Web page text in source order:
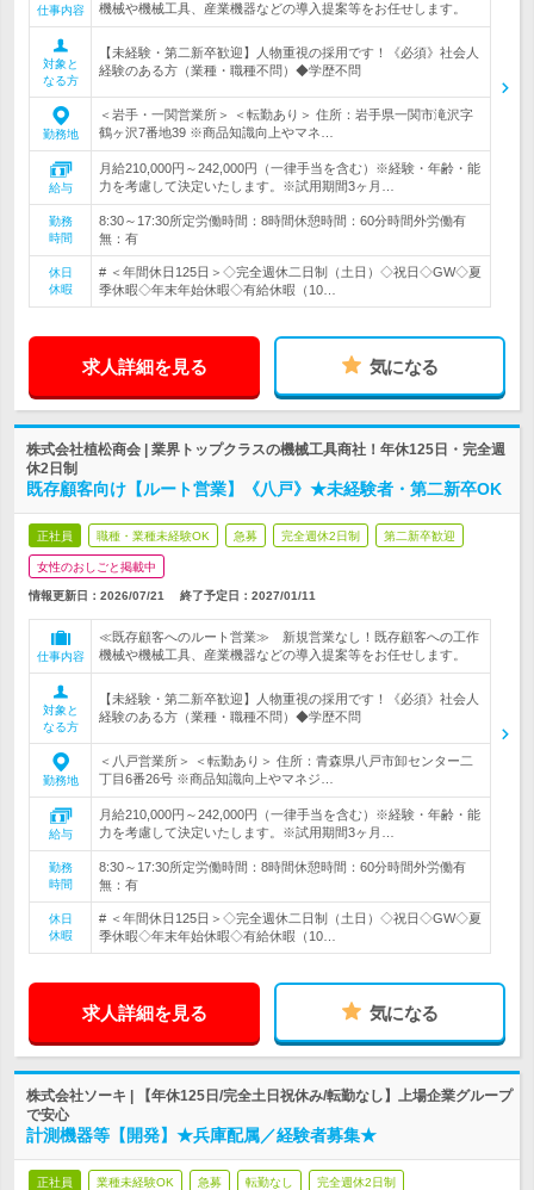
仕事内容
機械や機械工具、産業機器などの導入提案等をお任せします。
対象と
なる方
【未経験・第二新卒歓迎】人物重視の採用です！《必須》社会人
経験のある方（業種・職種不問）◆学歴不問
勤務地
＜岩手・一関営業所＞ ＜転勤あり＞ 住所：岩手県一関市滝沢字
鶴ヶ沢7番地39 ※商品知識向上やマネ…
給与
月給210,000円～242,000円（一律手当を含む）※経験・年齢・能
力を考慮して決定いたします。※試用期間3ヶ月…
勤務
時間
8:30～17:30所定労働時間：8時間休憩時間：60分時間外労働有
無：有
休日
休暇
# ＜年間休日125日＞◇完全週休二日制（土日）◇祝日◇GW◇夏
季休暇◇年末年始休暇◇有給休暇（10…
求人詳細を見る 気になる
株式会社植松商会 | 業界トップクラスの機械工具商社！年休125日・完全週
休2日制
既存顧客向け【ルート営業】《八戸》★未経験者・第二新卒OK
正社員 職種・業種未経験OK 急募 完全週休2日制 第二新卒歓迎
女性のおしごと掲載中
情報更新日：2026/07/21 終了予定日： 2027/01/11
仕事内容
≪既存顧客へのルート営業≫ 新規営業なし！既存顧客への工作
機械や機械工具、産業機器などの導入提案等をお任せします。
対象と
なる方
【未経験・第二新卒歓迎】人物重視の採用です！《必須》社会人
経験のある方（業種・職種不問）◆学歴不問
勤務地
＜八戸営業所＞ ＜転勤あり＞ 住所：青森県八戸市卸センター二
丁目6番26号 ※商品知識向上やマネジ…
給与
月給210,000円～242,000円（一律手当を含む）※経験・年齢・能
力を考慮して決定いたします。※試用期間3ヶ月…
勤務
時間
8:30～17:30所定労働時間：8時間休憩時間：60分時間外労働有
無：有
休日
休暇
# ＜年間休日125日＞◇完全週休二日制（土日）◇祝日◇GW◇夏
季休暇◇年末年始休暇◇有給休暇（10…
求人詳細を見る 気になる
株式会社ソーキ | 【年休125日/完全土日祝休み/転勤なし】上場企業グループ
で安心
計測機器等【開発】★兵庫配属／経験者募集★
正社員 業種未経験OK 急募 転勤なし 完全週休2日制